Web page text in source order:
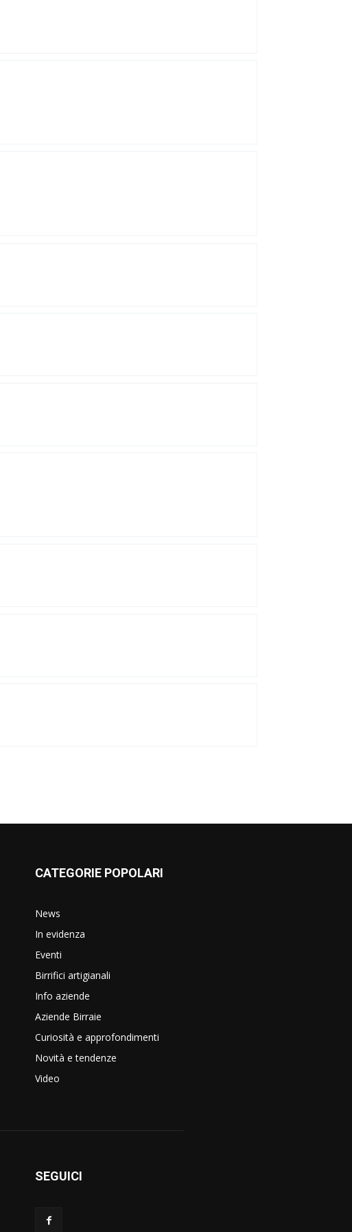
CATEGORIE POPOLARI
News
In evidenza
Eventi
Birrifici artigianali
Info aziende
Aziende Birraie
Curiosità e approfondimenti
Novità e tendenze
Video
SEGUICI